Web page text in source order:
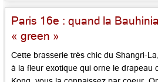
l’Abeille, le deux étoiles de Christophe
n’ouvrait pas le […]...
Paris 16e : quand la
« green »
Cette brasserie très chic du Shangri-
à la fleur exotique qui orne le drapeau